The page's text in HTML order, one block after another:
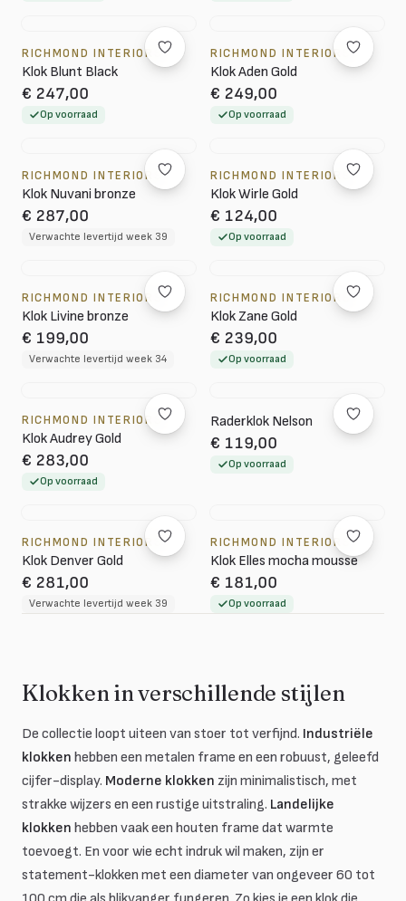
RICHMOND INTERIORS
Klok Blunt Black
€ 247,00
Op voorraad
RICHMOND INTERIORS
Klok Aden Gold
€ 249,00
Op voorraad
RICHMOND INTERIORS
Klok Nuvani bronze
€ 287,00
Verwachte levertijd week 39
RICHMOND INTERIORS
Klok Wirle Gold
€ 124,00
Op voorraad
RICHMOND INTERIORS
Klok Livine bronze
€ 199,00
Verwachte levertijd week 34
RICHMOND INTERIORS
Klok Zane Gold
€ 239,00
Op voorraad
RICHMOND INTERIORS
Klok Audrey Gold
€ 283,00
Op voorraad
Raderklok Nelson
€ 119,00
Op voorraad
RICHMOND INTERIORS
Klok Denver Gold
€ 281,00
Verwachte levertijd week 39
RICHMOND INTERIORS
Klok Elles mocha mousse
€ 181,00
Op voorraad
Klokken in verschillende stijlen
De collectie loopt uiteen van stoer tot verfijnd. Industriële
klokken hebben een metalen frame en een robuust, geleefd
cijfer-display. Moderne klokken zijn minimalistisch, met
strakke wijzers en een rustige uitstraling. Landelijke
klokken hebben vaak een houten frame dat warmte
toevoegt. En voor wie echt indruk wil maken, zijn er
statement-klokken met een diameter van ongeveer 60 tot